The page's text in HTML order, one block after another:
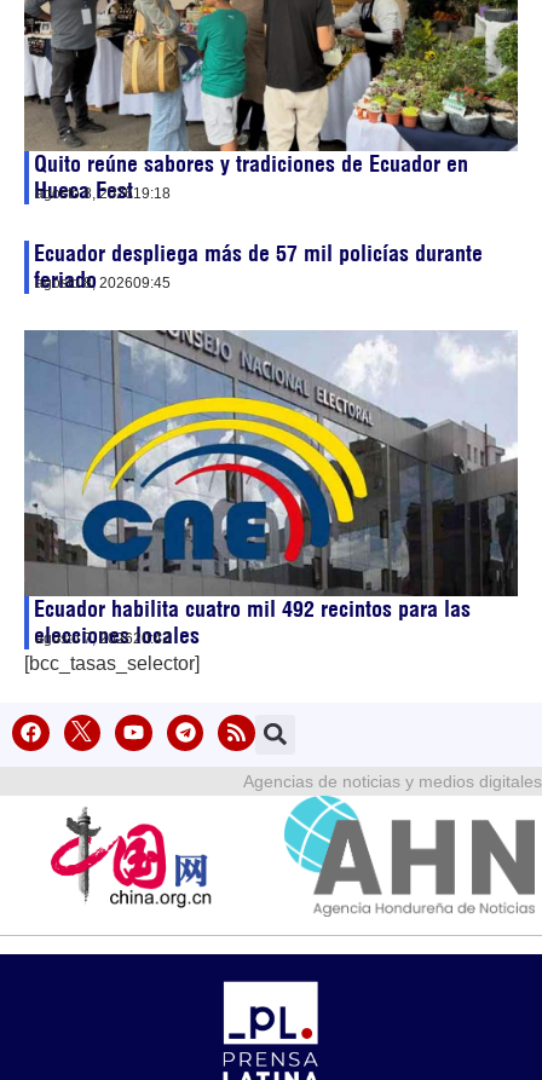
Quito reúne sabores y tradiciones de Ecuador en
Hueca Fest
agosto 8, 202619:18
Ecuador despliega más de 57 mil policías durante
feriado
agosto 8, 202609:45
Ecuador habilita cuatro mil 492 recintos para las
elecciones locales
agosto 7, 202620:42
[bcc_tasas_selector]
Agencias de noticias y medios digitales